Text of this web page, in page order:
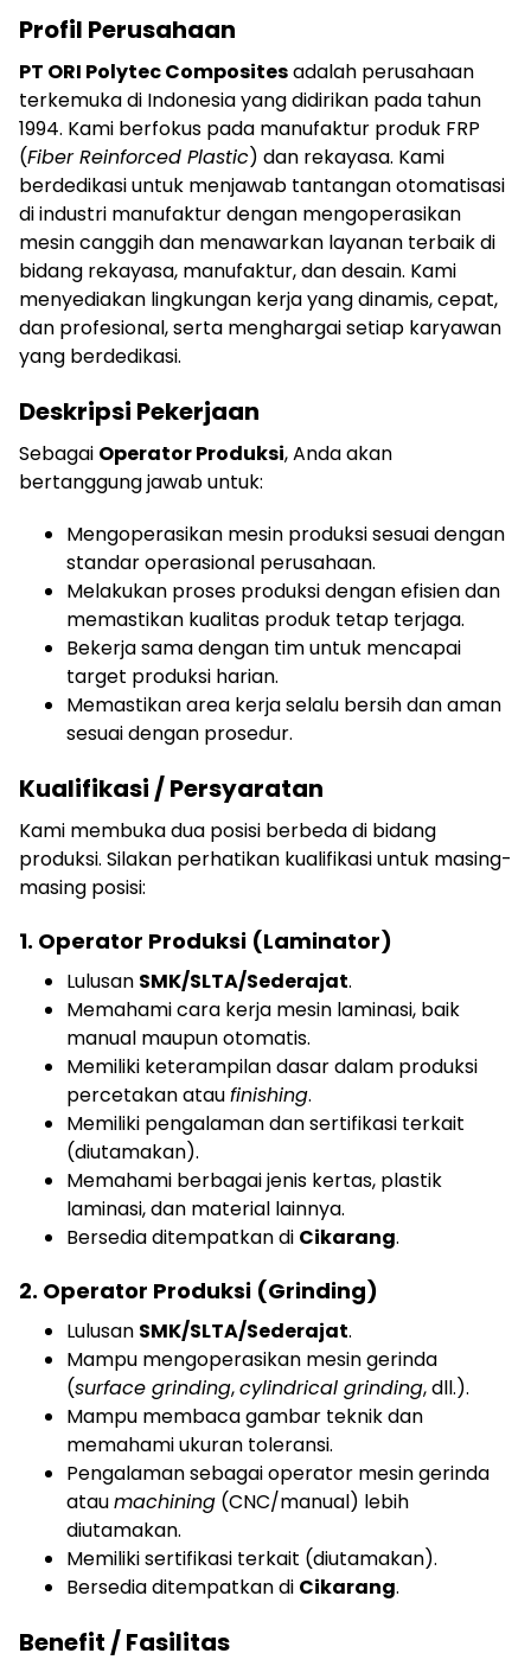
Profil Perusahaan
PT ORI Polytec Compositesadalah perusahaan
terkemuka di Indonesia yang didirikan pada tahun
1994. Kami berfokus pada manufaktur produk FRP
(Fiber Reinforced Plastic) dan rekayasa. Kami
berdedikasi untuk menjawab tantangan otomatisasi
di industri manufaktur dengan mengoperasikan
mesin canggih dan menawarkan layanan terbaik di
bidang rekayasa, manufaktur, dan desain. Kami
menyediakan lingkungan kerja yang dinamis, cepat,
dan profesional, serta menghargai setiap karyawan
yang berdedikasi.
Deskripsi Pekerjaan
Sebagai Operator Produksi, Anda akan
bertanggung jawab untuk:
Mengoperasikan mesin produksi sesuai dengan
standar operasional perusahaan.
Melakukan proses produksi dengan efisien dan
memastikan kualitas produk tetap terjaga.
Bekerja sama dengan tim untuk mencapai
target produksi harian.
Memastikan area kerja selalu bersih dan aman
sesuai dengan prosedur.
Kualifikasi / Persyaratan
Kami membuka dua posisi berbeda di bidang
produksi. Silakan perhatikan kualifikasi untuk masing-
masing posisi:
1. Operator Produksi (Laminator)
Lulusan SMK/SLTA/Sederajat.
Memahami cara kerja mesin laminasi, baik
manual maupun otomatis.
Memiliki keterampilan dasar dalam produksi
percetakan ataufinishing.
Memiliki pengalaman dan sertifikasi terkait
(diutamakan).
Memahami berbagai jenis kertas, plastik
laminasi, dan material lainnya.
Bersedia ditempatkan di Cikarang.
2. Operator Produksi (Grinding)
Lulusan SMK/SLTA/Sederajat.
Mampu mengoperasikan mesin gerinda
(surface grinding,cylindrical grinding, dll.).
Mampu membaca gambar teknik dan
memahami ukuran toleransi.
Pengalaman sebagai operator mesin gerinda
ataumachining (CNC/manual) lebih
diutamakan.
Memiliki sertifikasi terkait (diutamakan).
Bersedia ditempatkan di Cikarang.
Benefit / Fasilitas